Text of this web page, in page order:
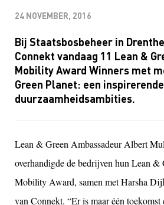
24 NOVEMBER, 2016
Bij Staatsbosbeheer in
Connekt vandaag 11 Lean &
Mobility Award Winners met
Green Planet: een
duurzaamheidsambities.
Lean & Green Ambassadeur Albert
overhandigde de bedrijven hun Lean &
Mobility Award, samen met Harsha
van Connekt. “Er is maar één toekomst